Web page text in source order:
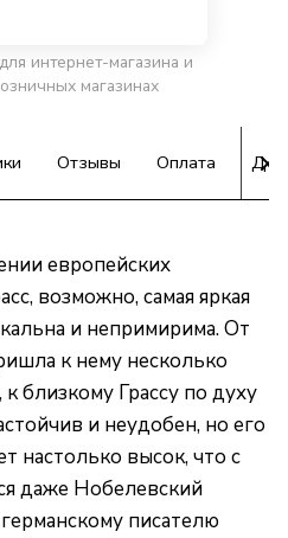
интернет-магазина и
магазинах
Отзывы Оплата
европейских
возможно, самая яркая
и непримирима. От
к нему несколько
близкому Грассу по духу
и неудобен, но его
настолько высок, что с
даже Нобелевский
писателю